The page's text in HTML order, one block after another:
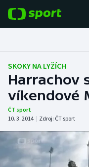
Fotbal
Hokej
Tenis
Atletika
Cyklistika
SKOKY NA LYŽÍCH
Harrachov
víkendové
ČT sport
10. 3. 2014 | Zdroj: ČT sport